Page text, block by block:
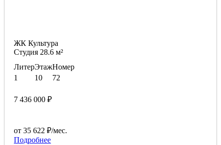
ЖК Культура
Студия 28.6 м²
Литер
1
Этаж
10
Номер
72
7 436 000 ₽
от 35 622 ₽/мес.
Подробнее